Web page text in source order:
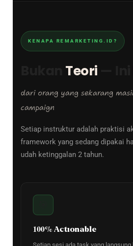
KENAPA REMARKETING.ID?
Teori
dari orang yang sekarang
campaign
Setiap instruktur adalah praktisi
framework yang sedang dipakai
udah ketinggalan 2 tahun.
100% Actionable
Setiap sesi ada task yang langsung